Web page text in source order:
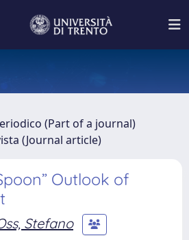
(Part of a journal)
(Journal article)
Outlook of
Stefano